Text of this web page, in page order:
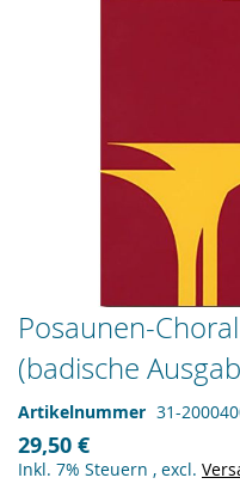
Posaunen-
(badische
Artikelnummer 31-
29,50 €
Inkl. 7% Steuern , excl.
Zum
Anfang
der
Bildergalerie
springen